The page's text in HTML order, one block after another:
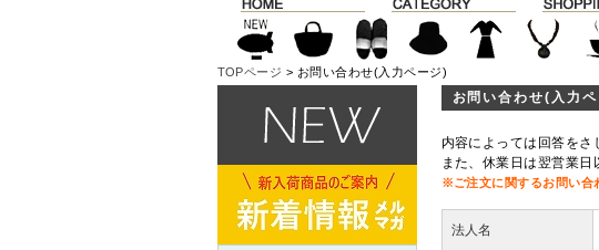
TOPページ > お問い合わせ(入力ページ)
お問い合わせ(入力
内容によっては回答をさ
また、休業日は翌営業日
※ご注文に関するお問い合
法人名